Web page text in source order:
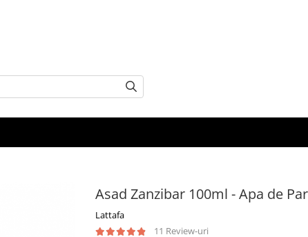
Asad Zanzibar 100ml - Apa de
Lattafa
11 Review-uri